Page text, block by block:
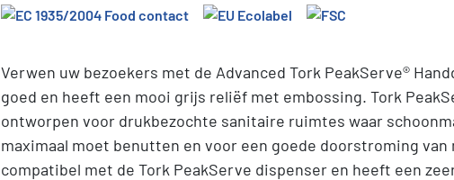
Verwen uw bezoekers met de Advanced Tork PeakServe®
goed en heeft een mooi grijs reliëf met embossing. Tork
ontworpen voor drukbezochte sanitaire ruimtes waar
maximaal moet benutten en voor een goede doorstroming van
compatibel met de Tork PeakServe dispenser en heeft een